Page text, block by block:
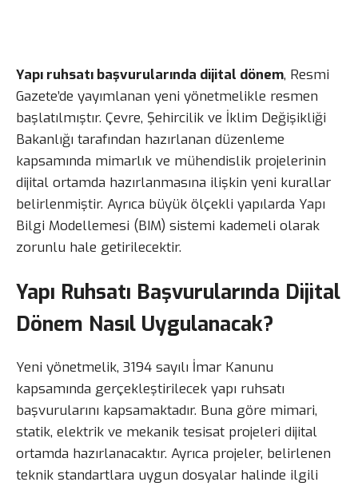
Yapı ruhsatı başvurularında dijital dönem, Resmi
Gazete’de yayımlanan yeni yönetmelikle resmen
başlatılmıştır. Çevre, Şehircilik ve İklim Değişikliği
Bakanlığı tarafından hazırlanan düzenleme
kapsamında mimarlık ve mühendislik projelerinin
dijital ortamda hazırlanmasına ilişkin yeni kurallar
belirlenmiştir. Ayrıca büyük ölçekli yapılarda Yapı
Bilgi Modellemesi (BIM) sistemi kademeli olarak
zorunlu hale getirilecektir.
Yapı Ruhsatı Başvurularında Dijital
Dönem Nasıl Uygulanacak?
Yeni yönetmelik, 3194 sayılı İmar Kanunu
kapsamında gerçekleştirilecek yapı ruhsatı
başvurularını kapsamaktadır. Buna göre mimari,
statik, elektrik ve mekanik tesisat projeleri dijital
ortamda hazırlanacaktır. Ayrıca projeler, belirlenen
teknik standartlara uygun dosyalar halinde ilgili